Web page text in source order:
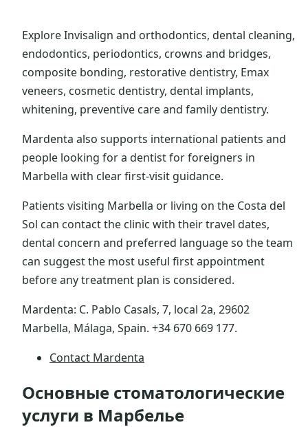
Explore Invisalign and orthodontics, dental cleaning,
endodontics, periodontics, crowns and bridges,
composite bonding, restorative dentistry, Emax
veneers, cosmetic dentistry, dental implants,
whitening, preventive care and family dentistry.
Mardenta also supports international patients and
people looking for a dentist for foreigners in
Marbella with clear first-visit guidance.
Patients visiting Marbella or living on the Costa del
Sol can contact the clinic with their travel dates,
dental concern and preferred language so the team
can suggest the most useful first appointment
before any treatment plan is considered.
Mardenta: C. Pablo Casals, 7, local 2a, 29602
Marbella, Málaga, Spain. +34 670 669 177.
Contact Mardenta
Основные стоматологические
услуги в Марбелье